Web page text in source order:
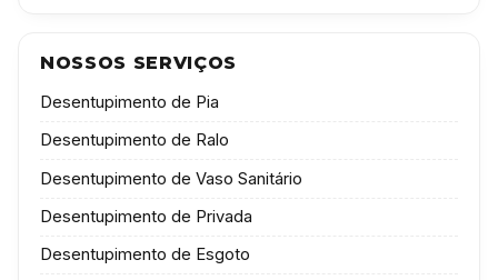
NOSSOS SERVIÇOS
Desentupimento de Pia
Desentupimento de Ralo
Desentupimento de Vaso Sanitário
Desentupimento de Privada
Desentupimento de Esgoto